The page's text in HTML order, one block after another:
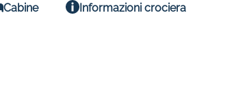
Cabine Informazioni crociera